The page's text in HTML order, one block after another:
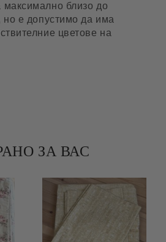
близо до
но е допустимо да има
цветове на
ЗА ВАС